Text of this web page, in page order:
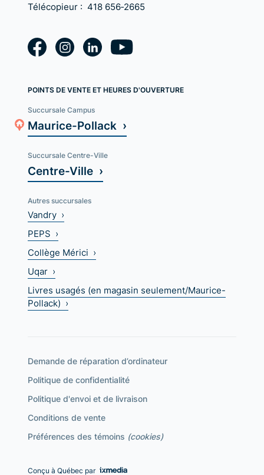
Télécopieur : 418 656‑2665
POINTS DE VENTE ET HEURES D'OUVERTURE
Succursale Campus
Maurice-Pollack ›
Succursale Centre-Ville
Centre-Ville ›
Autres succursales
Vandry ›
PEPS ›
Collège Mérici ›
Uqar ›
Livres usagés (en magasin seulement/Maurice-
Pollack) ›
Demande de réparation d’ordinateur
Politique de confidentialité
Politique d'envoi et de livraison
Conditions de vente
Préférences des témoins (cookies)
Conçu à Québec par